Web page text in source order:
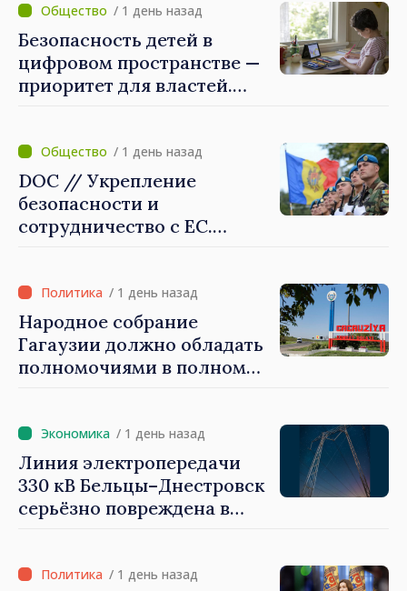
выполнены в
приоритетном режиме
/ 1 день назад
Безопасность детей в
цифровом пространстве —
приоритет для властей.
которые будут их
защищать»
/ 1 день назад
DOC // Укрепление
безопасности и
сотрудничество с ЕС.
обороны на 2024–2034 годы
опубликована в Monitorul
Oficial
/ 1 день назад
Народное собрание
Гагаузии должно обладать
полномочиями в полном
быть свободными и
честными»
/ 1 день назад
Линия электропередачи
330 кВ Бельцы–Днестровск
серьёзно повреждена в
/ 1 день назад